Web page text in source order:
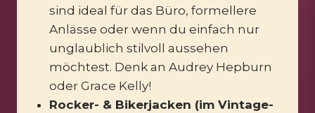
sind ideal für das Büro, formellere
Anlässe oder wenn du einfach nur
unglaublich stilvoll aussehen
möchtest. Denk an Audrey Hepburn
oder Grace Kelly!
Rocker- & Bikerjacken (im Vintage-